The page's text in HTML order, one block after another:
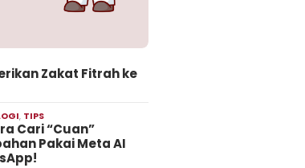
Zakat Fitrah ke
, TIPS
Cari “Cuan”
Pakai Meta AI